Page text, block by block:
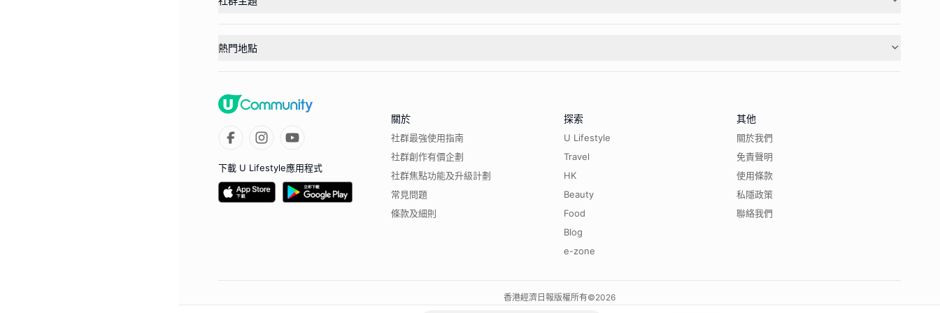
熱門地點
下載 U Lifestyle應用程式
關於
社群最強使用指南
社群創作有價企劃
社群焦點功能及升級計劃
常見問題
條款及細則
探索
U Lifestyle
Travel
HK
Beauty
Food
Blog
e-zone
其他
關於我們
免責聲明
使用條款
私隱政策
聯絡我們
香港經濟日報版權所有©2026